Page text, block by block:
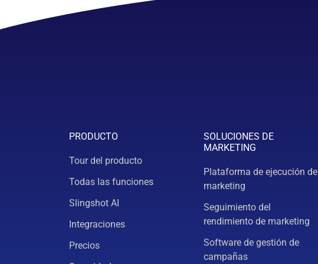
PRODUCTO
Tour del producto
Todas las funciones
Slingshot AI
Integraciones
Precios
SOLUCIONES DE
MARKETING
Plataforma de ejecución de
marketing
Seguimiento del
rendimiento de marketing
Software de gestión de
campañas